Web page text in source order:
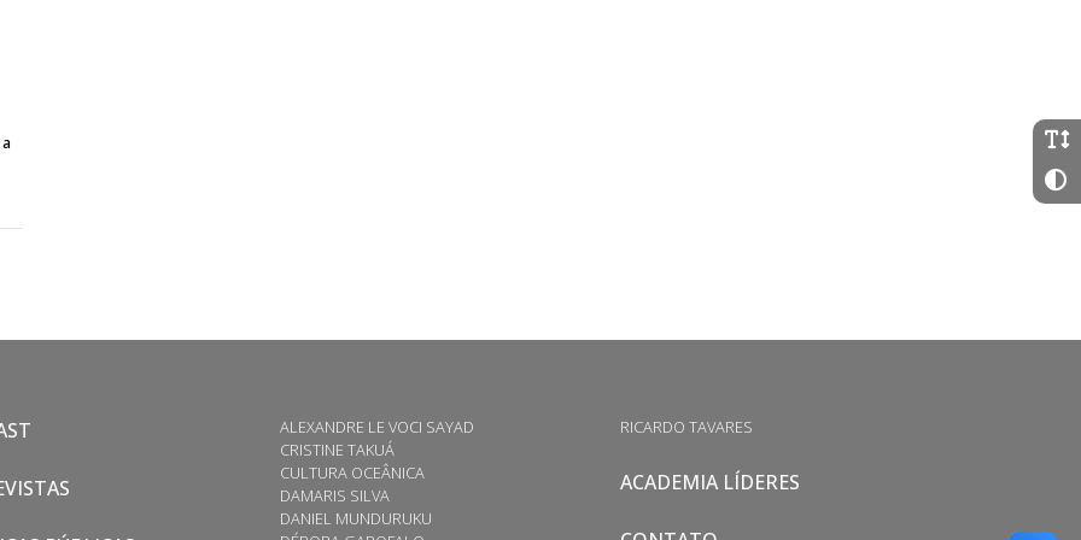
ALEXANDRE LE VOCI SAYAD
CRISTINE TAKUÁ
CULTURA OCEÂNICA
DAMARIS SILVA
DANIEL MUNDURUKU
RICARDO TAVARES
ACADEMIA LÍDERES